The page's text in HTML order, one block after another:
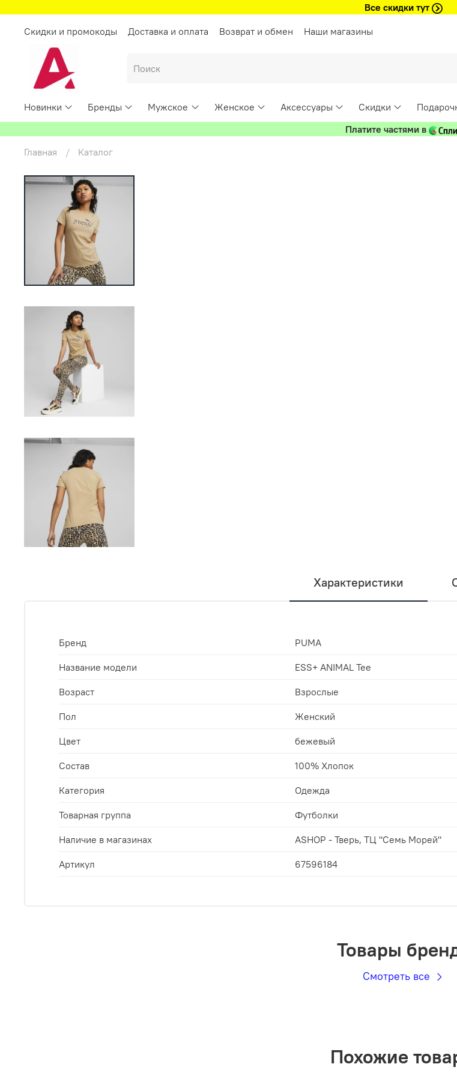
Все скидки тут
Скидки и промокоды
Доставка и оплата Возврат и обмен Наши магазины
Новинки Бренды Мужское Женское Аксессуары Скидки
Платите частями в
Главная
Каталог
Характеристики
Бренд PUMA
Название модели ESS+ ANIMAL Tee
Возраст Взрослые
Пол Женский
Цвет бежевый
Состав 100% Хлопок
Категория Одежда
Товарная группа Футболки
Наличие в магазинах ASHOP - Тверь, ТЦ "Семь Морей"
Артикул 67596184
Товары
Смотреть все
Похожие